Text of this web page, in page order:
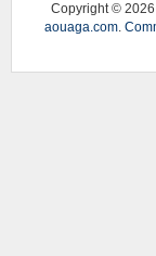
Copyright © 2026
aouaga.com.